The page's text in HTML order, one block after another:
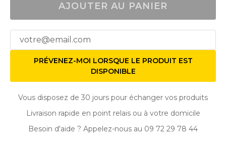
AJOUTER AU PANIER
PRÉVENEZ-MOI LORSQUE LE PRODUIT EST
DISPONIBLE
Vous disposez de 30 jours pour échanger vos produits
Livraison rapide en point relais ou à votre domicile
Besoin d'aide ? Appelez-nous au 09 72 29 78 44